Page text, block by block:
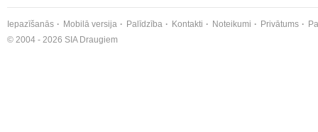
Iepazīšanās Mobilā versija Palīdzība Kontakti Noteikumi Privātums
© 2004 - 2026 SIA Draugiem